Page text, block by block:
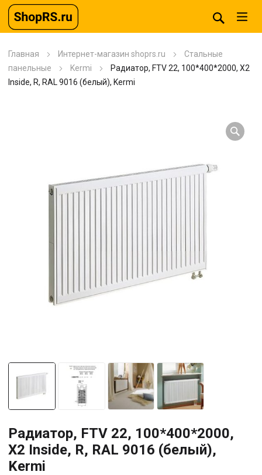
Главная Интернет-магазин shoprs.ru
Стальные
панельные
Kermi
Радиатор, FTV 22, 100*400*2000, X2
Inside, R, RAL 9016 (белый), Kermi
Радиатор, FTV 22, 100*400*2000,
X2 Inside, R, RAL 9016 (белый),
Kermi